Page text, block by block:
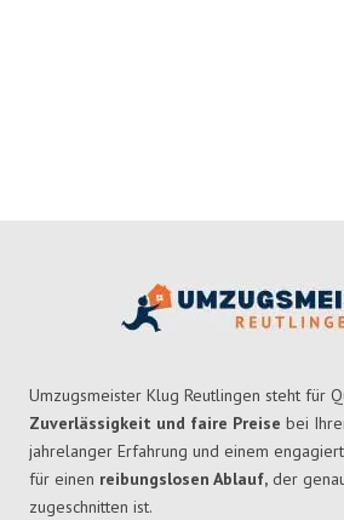
Umzugsmeister Klug Reutlingen steht für
Zuverlässigkeit und faire Preise bei
jahrelanger Erfahrung und einem
für einen reibungslosen Ablauf, der
zugeschnitten ist.